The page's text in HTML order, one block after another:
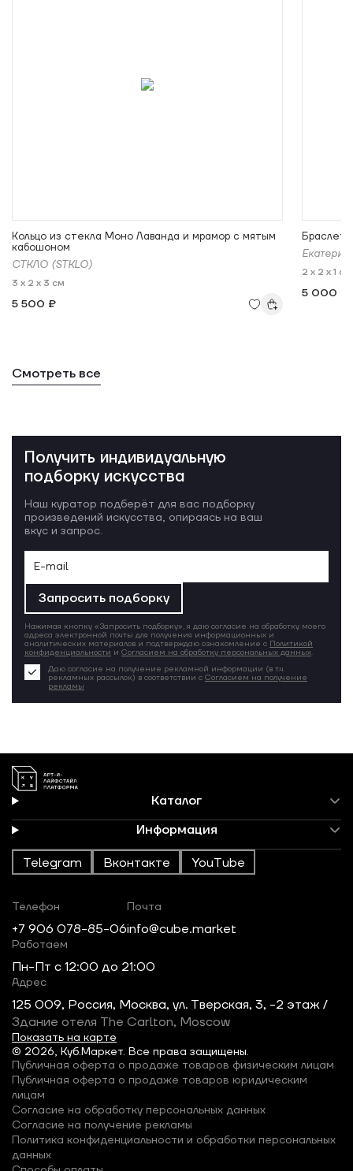
Кольцо из стекла Моно Лаванда и мрамор с мятым
кабошоном
СТКЛО (STKLO)
3 x 2 x 3 см
5 500 ₽
Браслет
2 x 2 x 1 см
5 000 ₽
Смотреть все
Получить индивидуальную
подборку искусства
Наш куратор подберёт для вас подборку
произведений искусства, опираясь на ваш
вкус и запрос.
Запросить подборку
Нажимая кнопку «Запросить подборку», я даю согласие на обработку моего
адреса электронной почты для получения информационных и
аналитических материалов и подтверждаю ознакомление с Политикой
конфиденциальности и Согласием на обработку персональных данных.
Даю согласие на получение рекламной информации (в т.ч.
рекламных рассылок) в соответствии с Согласием на получение
рекламы
Каталог
Информация
Telegram Вконтакте YouTube
© 2026, Куб.Маркет. Все права защищены.
Телефон
+7 906 078-85-06
Почта
info@cube.market
Работаем
Пн-Пт c 12:00 до 21:00
Адрес
125 009, Россия, Москва, ул. Тверская, 3, -2 этаж /
Здание отеля The Carlton, Moscow
Показать на карте
Публичная оферта о продаже товаров физическим лицам
Публичная оферта о продаже товаров юридическим
лицам
Согласие на обработку персональных данных
Согласие на получение рекламы
Политика конфиденциальности и обработки персональных
данных